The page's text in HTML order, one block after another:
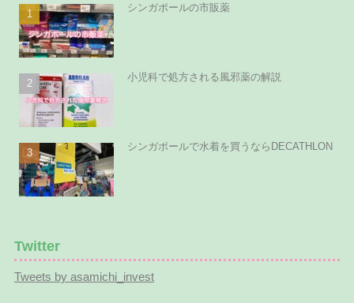
シンガポールの市販薬
小児科で処方される風邪薬の解説
シンガポールで水着を買うならDECATHLON
Twitter
Tweets by asamichi_invest